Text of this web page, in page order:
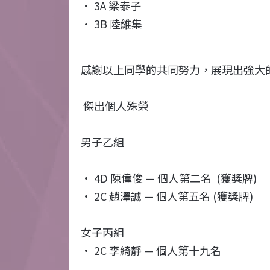
· 3A 梁泰子
· 3B 陸維集
感謝以上同學的共同努力，展現出強大
傑出個人殊榮
男子乙組
· 4D 陳偉俊 — 個人第二名 (獲獎牌)
· 2C 趙澤誠 — 個人第五名 (獲獎牌)
女子丙組
· 2C 李綺靜 — 個人第十九名